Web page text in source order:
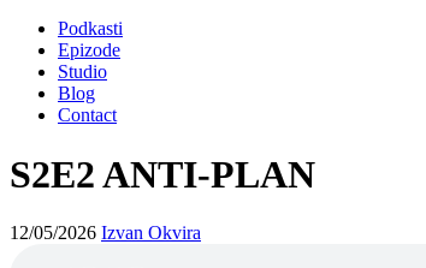
Podkasti
Epizode
Studio
Blog
Contact
S2E2 ANTI-PLAN
12/05/2026 Izvan Okvira